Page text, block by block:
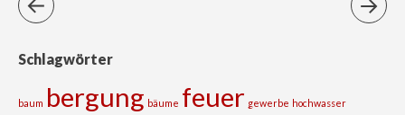
Schlagwörter
baum bergung bäume feuer gewerbe hochwasser